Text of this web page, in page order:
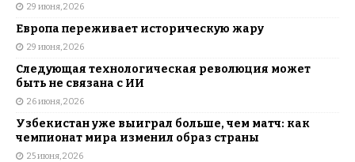
29 июня, 2026
Европа переживает историческую жару
29 июня, 2026
Следующая технологическая революция может
быть не связана с ИИ
26 июня, 2026
Узбекистан уже выиграл больше, чем матч: как
чемпионат мира изменил образ страны
25 июня, 2026